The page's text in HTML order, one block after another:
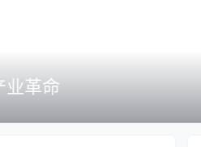
业革命